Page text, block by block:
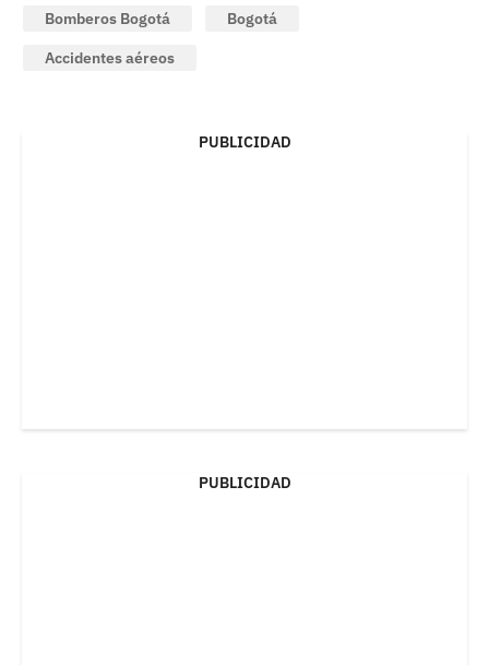
Bomberos Bogotá
Bogotá
Accidentes aéreos
PUBLICIDAD
PUBLICIDAD